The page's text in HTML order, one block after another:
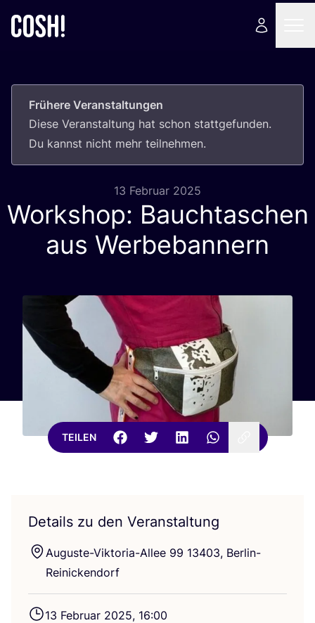
Frühere Veranstaltungen
Die­se Ver­an­stal­tung hat schon statt­ge­fun­den.
Du kannst nicht mehr teilnehmen.
13 Februar 2025
Workshop: Bauchtaschen
aus Werbebannern
TEILEN
Details zu den Veranstaltung
Augus­te-Vik­to­ria-Allee 99 13403, Berlin-
Reinickendorf
13 Febru­ar 2025, 16:00